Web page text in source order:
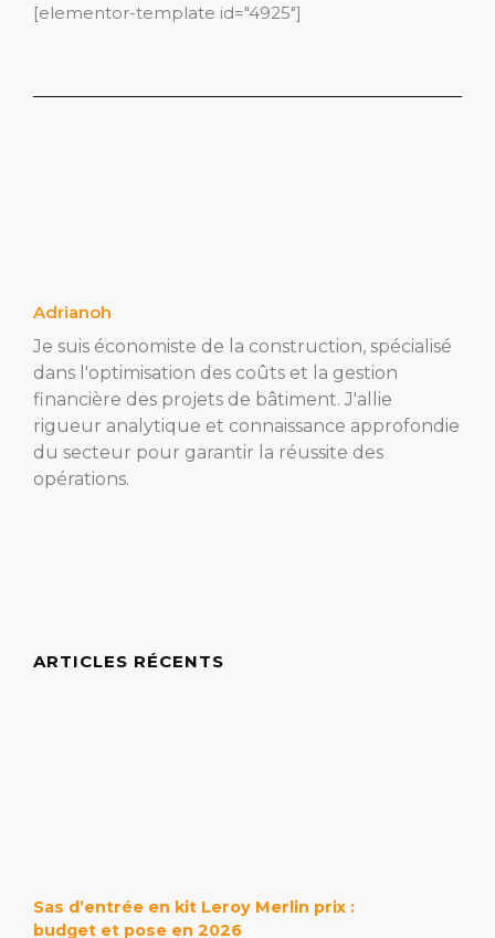
[elementor-template id="4925"]
Adrianoh
Je suis économiste de la construction, spécialisé
dans l'optimisation des coûts et la gestion
financière des projets de bâtiment. J'allie
rigueur analytique et connaissance approfondie
du secteur pour garantir la réussite des
opérations.
ARTICLES RÉCENTS
Sas d’entrée en kit Leroy Merlin prix :
budget et pose en 2026